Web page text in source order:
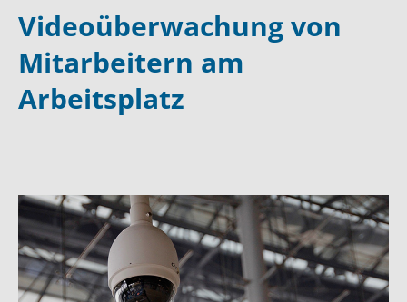
Videoüberwachung von
Mitarbeitern am
Arbeitsplatz